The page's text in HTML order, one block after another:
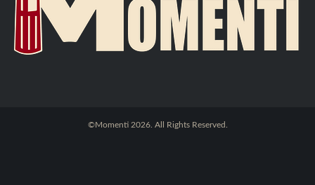
©Momenti 2026. All Rights Reserved.